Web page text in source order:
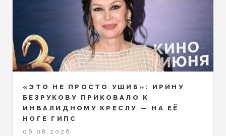
«ЭТО НЕ ПРОСТО УШИБ»: ИРИНУ
БЕЗРУКОВУ ПРИКОВАЛО К
ИНВАЛИДНОМУ КРЕСЛУ — НА ЕЁ
НОГЕ ГИПС
06.08.2026